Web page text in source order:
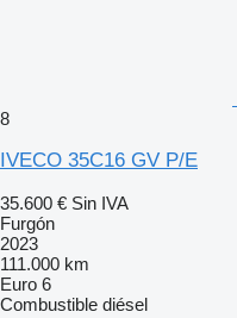
8
IVECO 35C16 GV P/E
35.600 € Sin IVA
Furgón
2023
111.000 km
Euro 6
Combustible diésel